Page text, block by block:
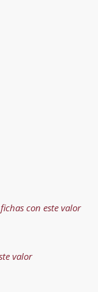
con este valor
valor